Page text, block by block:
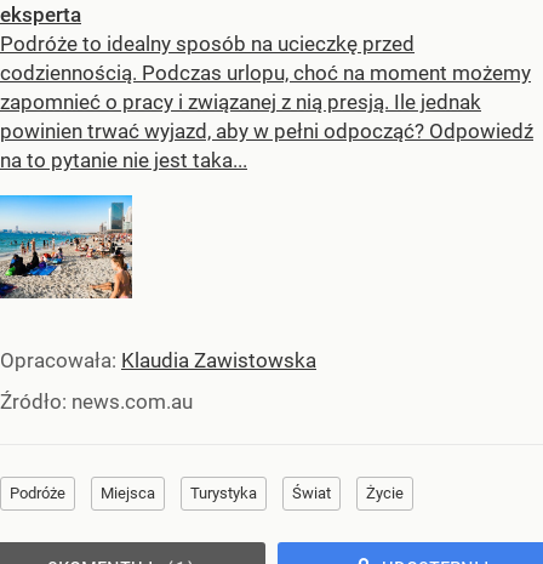
eksperta
Podróże to idealny sposób na ucieczkę przed
codziennością. Podczas urlopu, choć na moment możemy
zapomnieć o pracy i związanej z nią presją. Ile jednak
powinien trwać wyjazd, aby w pełni odpocząć? Odpowiedź
na to pytanie nie jest taka...
Opracowała: Klaudia Zawistowska
Źródło: news.com.au
Podróże Miejsca Turystyka Świat Życie